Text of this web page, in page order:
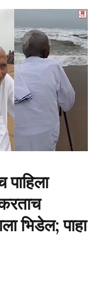
पाहिला
भिडेल; पाहा